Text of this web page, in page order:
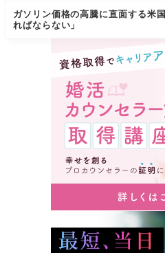
ガソリン価格の高騰に直面する米
ればならない」